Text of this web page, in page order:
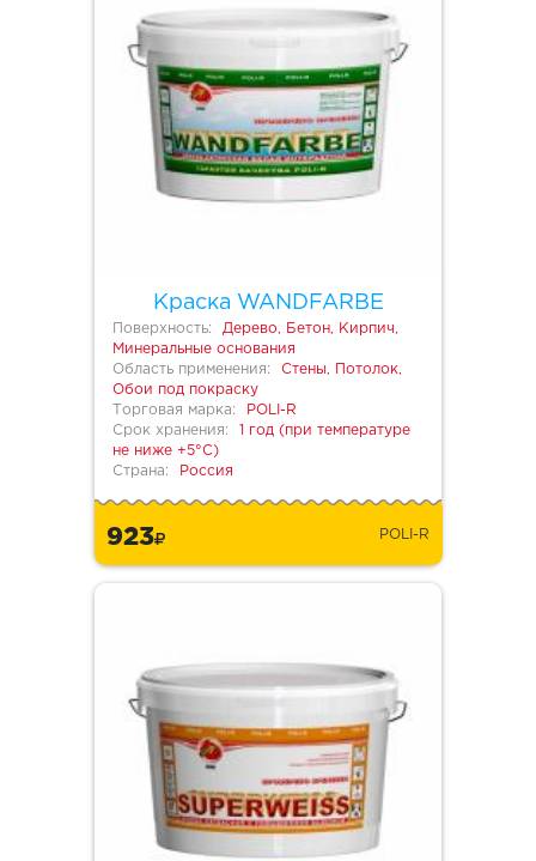
Краска WANDFARBE
Поверхность:
Дерево, Бетон, Кирпич,
Минеральные основания
Область применения:
Стены, Потолок,
Обои под покраску
Торговая марка:
POLI-R
Срок хранения:
1 год (при температуре
не ниже +5°С)
Страна:
Россия
923 POLI-R